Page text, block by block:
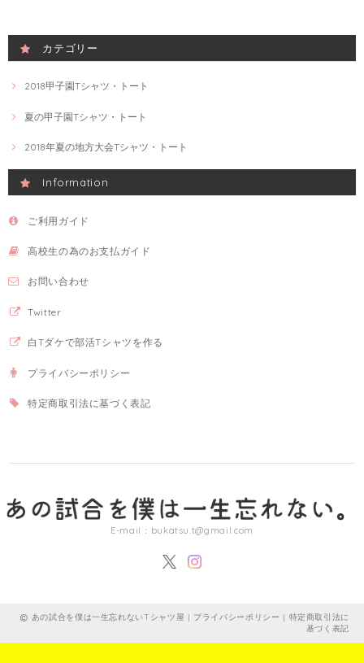
カテゴリー
2018甲子園Tシャツ・トート
夏の甲子園Tシャツ・トート
2018年夏の地方大会Tシャツ・トート
Information
ご利用ガイド
高校生の為のお支払ガイド
お問い合わせ
Twitter
白Tダケで部活Tシャツを作る
プライバシーポリシー
特定商取引法に基づく表記
E-mail： bukatsu.t@gmail.com
あの試合を僕は一生忘れないTシャツ屋 | プライバシーポリシー | 特定商取引法に
基づく表記